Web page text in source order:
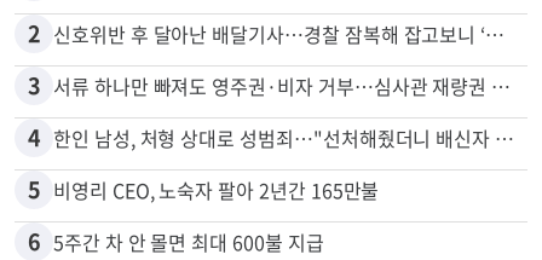
2 신호위반 후 달아난 배달기사…경찰 잠복해 잡고보니 ‘반전’
3 서류 하나만 빠져도 영주권·비자 거부…심사관 재량권 대폭 확대
4 한인 남성, 처형 상대로 성범죄…"선처해줬더니 배신자 취급"
5 비영리 CEO, 노숙자 팔아 2년간 165만불
6 5주간 차 안 몰면 최대 600불 지급